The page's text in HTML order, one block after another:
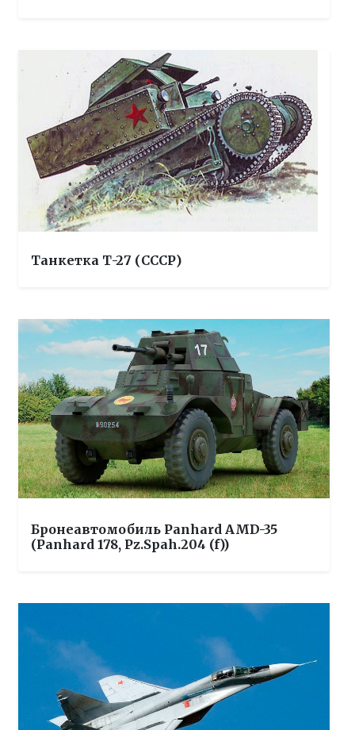
Танкетка Т-27 (СССР)
Бронеавтомобиль Panhard AMD-35
(Panhard 178, Pz.Spah.204 (f))